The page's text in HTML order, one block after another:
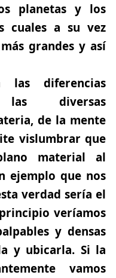
planetas y los
cuales a su vez
grandes y así
las diferencias
diversas
de la mente
vislumbrar que
material al
ejemplo que nos
verdad sería el
veríamos
y densas
y ubicarla. Si la
vamos